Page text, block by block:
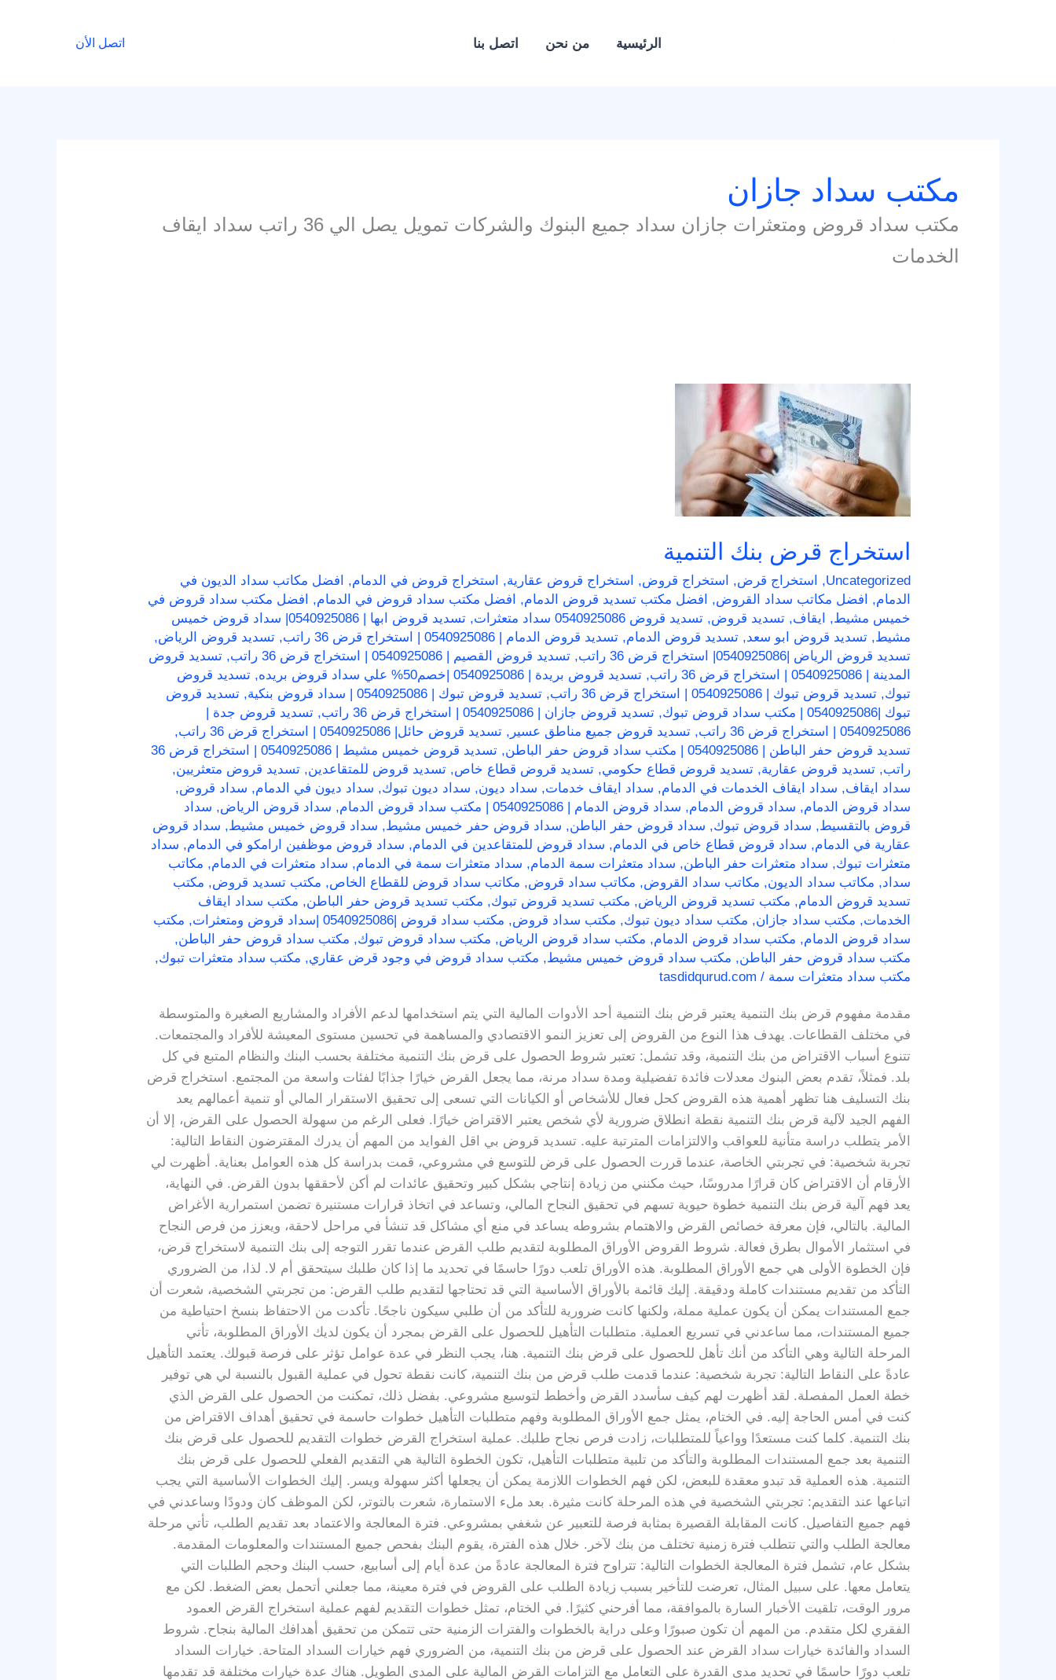
الرئيسية من نحن اتصل بنا اتصل الأن
مكتب سداد جازان
مكتب سداد قروض ومتعثرات جازان سداد جميع البنوك والشركات تمويل يصل الي 36 راتب سداد ايقاف
الخدمات
استخراج قرض بنك التنمية
Uncategorized
, استخراج قرض, استخراج قروض, استخراج قروض عقارية, استخراج قروض في الدمام,
افضل مكاتب سداد الديون في
الدمام, افضل مكاتب سداد القروض, افضل مكتب تسديد قروض الدمام, افضل مكتب سداد قروض في الدمام,
افضل مكتب سداد قروض في
خميس مشيط, ايقاف,تسديد قروض,تسديد قروض 0540925086 سداد متعثرات ,
تسديد قروض ابها | 0540925086| سداد قروض خميس
مشيط,تسديد قروض ابو سعد,تسديد قروض الدمام,تسديد قروض الدمام | 0540925086 | استخراج قرض 36 راتب ,تسديد قروض الرياض,
تسديد قروض الرياض |0540925086| استخراج قرض 36 راتب
,تسديد قروض القصيم | 0540925086 | استخراج قرض 36 راتب ,تسديد قروض
المدينة | 0540925086 | استخراج قرض 36 راتب
,تسديد قروض بريدة | 0540925086 |خصم50% علي سداد قروض بريده ,تسديد قروض
تبوك,تسديد قروض تبوك | 0540925086 | استخراج قرض 36 راتب ,تسديد قروض تبوك | 0540925086 | سداد قروض بنكية ,تسديد قروض
تبوك |0540925086 | مكتب سداد قروض تبوك
,تسديد قروض جازان | 0540925086 | استخراج قرض 36 راتب ,تسديد قروض جدة |
0540925086 | استخراج قرض 36 راتب
,تسديد قروض جميع مناطق عسير ,تسديد قروض حائل| 0540925086 | استخراج قرض 36 راتب
,
تسديد قروض حفر الباطن | 0540925086 | مكتب سداد قروض حفر الباطن
,
تسديد قروض خميس مشيط | 0540925086 | استخراج قرض 36
راتب,تسديد قروض عقارية,تسديد قروض قطاع حكومي,تسديد قروض قطاع خاص,تسديد قروض للمتقاعدين,تسديد قروض متعثريين,
سداد ايقاف, سداد ايقاف الخدمات في الدمام, سداد ايقاف خدمات, سداد ديون, سداد ديون تبوك, سداد ديون في الدمام, سداد قروض,
سداد قروض الدمام, سداد قروض الدمام, سداد قروض الدمام | 0540925086 | مكتب سداد قروض الدمام , سداد قروض الرياض, سداد
قروض بالتقسيط, سداد قروض تبوك, سداد قروض حفر الباطن, سداد قروض حفر خميس مشيط, سداد قروض خميس مشيط, سداد قروض
عقارية في الدمام, سداد قروض قطاع خاص في الدمام, سداد قروض للمتقاعدين في الدمام, سداد قروض موظفين ارامكو في الدمام, سداد
متعثرات تبوك, سداد متعثرات حفر الباطن, سداد متعثرات سمة الدمام, سداد متعثرات سمة في الدمام, سداد متعثرات في الدمام, مكاتب
سداد, مكاتب سداد الديون, مكاتب سداد القروض, مكاتب سداد قروض, مكاتب سداد قروض للقطاع الخاص, مكتب تسديد قروض, مكتب
تسديد قروض الدمام, مكتب تسديد قروض الرياض, مكتب تسديد قروض تبوك, مكتب تسديد قروض حفر الباطن, مكتب سداد ايقاف
الخدمات, مكتب سداد جازان, مكتب سداد ديون تبوك, مكتب سداد قروض, مكتب سداد قروض |0540925086 |سداد قروض ومتعثرات , مكتب
سداد قروض الدمام, مكتب سداد قروض الدمام, مكتب سداد قروض الرياض, مكتب سداد قروض تبوك, مكتب سداد قروض حفر الباطن,
مكتب سداد قروض حفر الباطن, مكتب سداد قروض خميس مشيط, مكتب سداد قروض في وجود قرض عقاري, مكتب سداد متعثرات تبوك,
مكتب سداد متعثرات سمة /
tasdidqurud.com
مقدمة مفهوم قرض بنك التنمية يعتبر قرض بنك التنمية أحد الأدوات المالية التي يتم استخدامها لدعم الأفراد والمشاريع الصغيرة والمتوسطة
في مختلف القطاعات. يهدف هذا النوع من القروض إلى تعزيز النمو الاقتصادي والمساهمة في تحسين مستوى المعيشة للأفراد والمجتمعات.
تتنوع أسباب الاقتراض من بنك التنمية، وقد تشمل: تعتبر شروط الحصول على قرض بنك التنمية مختلفة بحسب البنك والنظام المتبع في كل
بلد. فمثلاً، تقدم بعض البنوك معدلات فائدة تفضيلية ومدة سداد مرنة، مما يجعل القرض خيارًا جذابًا لفئات واسعة من المجتمع. استخراج قرض
بنك التسليف هنا تظهر أهمية هذه القروض كحل فعال للأشخاص أو الكيانات التي تسعى إلى تحقيق الاستقرار المالي أو تنمية أعمالهم يعد
الفهم الجيد لآلية قرض بنك التنمية نقطة انطلاق ضرورية لأي شخص يعتبر الاقتراض خيارًا. فعلى الرغم من سهولة الحصول على القرض، إلا أن
الأمر يتطلب دراسة متأنية للعواقب والالتزامات المترتبة عليه. تسديد قروض بي اقل الفوايد من المهم أن يدرك المقترضون النقاط التالية:
تجربة شخصية: في تجربتي الخاصة، عندما قررت الحصول على قرض للتوسع في مشروعي، قمت بدراسة كل هذه العوامل بعناية. أظهرت لي
الأرقام أن الاقتراض كان قرارًا مدروسًا، حيث مكنني من زيادة إنتاجي بشكل كبير وتحقيق عائدات لم أكن لأحققها بدون القرض. في النهاية،
يعد فهم آلية قرض بنك التنمية خطوة حيوية تسهم في تحقيق النجاح المالي، وتساعد في اتخاذ قرارات مستنيرة تضمن استمرارية الأغراض
المالية. بالتالي، فإن معرفة خصائص القرض والاهتمام بشروطه يساعد في منع أي مشاكل قد تنشأ في مراحل لاحقة، ويعزز من فرص النجاح
في استثمار الأموال بطرق فعالة. شروط القروض الأوراق المطلوبة لتقديم طلب القرض عندما تقرر التوجه إلى بنك التنمية لاستخراج قرض،
فإن الخطوة الأولى هي جمع الأوراق المطلوبة. هذه الأوراق تلعب دورًا حاسمًا في تحديد ما إذا كان طلبك سيتحقق أم لا. لذا، من الضروري
التأكد من تقديم مستندات كاملة ودقيقة. إليك قائمة بالأوراق الأساسية التي قد تحتاجها لتقديم طلب القرض: من تجربتي الشخصية، شعرت أن
جمع المستندات يمكن أن يكون عملية مملة، ولكنها كانت ضرورية للتأكد من أن طلبي سيكون ناجحًا. تأكدت من الاحتفاظ بنسخ احتياطية من
جميع المستندات، مما ساعدني في تسريع العملية. متطلبات التأهيل للحصول على القرض بمجرد أن يكون لديك الأوراق المطلوبة، تأتي
المرحلة التالية وهي التأكد من أنك تأهل للحصول على قرض بنك التنمية. هنا، يجب النظر في عدة عوامل تؤثر على فرصة قبولك. يعتمد التأهيل
عادةً على النقاط التالية: تجربة شخصية: عندما قدمت طلب قرض من بنك التنمية، كانت نقطة تحول في عملية القبول بالنسبة لي هي توفير
خطة العمل المفصلة. لقد أظهرت لهم كيف سأسدد القرض وأخطط لتوسيع مشروعي. بفضل ذلك، تمكنت من الحصول على القرض الذي
كنت في أمس الحاجة إليه. في الختام، يمثل جمع الأوراق المطلوبة وفهم متطلبات التأهيل خطوات حاسمة في تحقيق أهداف الاقتراض من
بنك التنمية. كلما كنت مستعدًا وواعياً للمتطلبات، زادت فرص نجاح طلبك. عملية استخراج القرض خطوات التقديم للحصول على قرض بنك
التنمية بعد جمع المستندات المطلوبة والتأكد من تلبية متطلبات التأهيل، تكون الخطوة التالية هي التقديم الفعلي للحصول على قرض بنك
التنمية. هذه العملية قد تبدو معقدة للبعض، لكن فهم الخطوات اللازمة يمكن أن يجعلها أكثر سهولة ويسر. إليك الخطوات الأساسية التي يجب
اتباعها عند التقديم: تجربتي الشخصية في هذه المرحلة كانت مثيرة. بعد ملء الاستمارة، شعرت بالتوتر، لكن الموظف كان ودودًا وساعدني في
فهم جميع التفاصيل. كانت المقابلة القصيرة بمثابة فرصة للتعبير عن شغفي بمشروعي. فترة المعالجة والاعتماد بعد تقديم الطلب، تأتي مرحلة
معالجة الطلب والتي تتطلب فترة زمنية تختلف من بنك لآخر. خلال هذه الفترة، يقوم البنك بفحص جميع المستندات والمعلومات المقدمة.
بشكل عام، تشمل فترة المعالجة الخطوات التالية: تتراوح فترة المعالجة عادةً من عدة أيام إلى أسابيع، حسب البنك وحجم الطلبات التي
يتعامل معها. على سبيل المثال، تعرضت للتأخير بسبب زيادة الطلب على القروض في فترة معينة، مما جعلني أتحمل بعض الضغط. لكن مع
مرور الوقت، تلقيت الأخبار السارة بالموافقة، مما أفرحني كثيرًا. في الختام، تمثل خطوات التقديم لفهم عملية استخراج القرض العمود
الفقري لكل متقدم. من المهم أن تكون صبورًا وعلى دراية بالخطوات والفترات الزمنية حتى تتمكن من تحقيق أهدافك المالية بنجاح. شروط
السداد والفائدة خيارات سداد القرض عند الحصول على قرض من بنك التنمية، من الضروري فهم خيارات السداد المتاحة. خيارات السداد
تلعب دورًا حاسمًا في تحديد مدى القدرة على التعامل مع التزامات القرض المالية على المدى الطويل. هناك عدة خيارات مختلفة قد تقدمها
استخراج
بنك